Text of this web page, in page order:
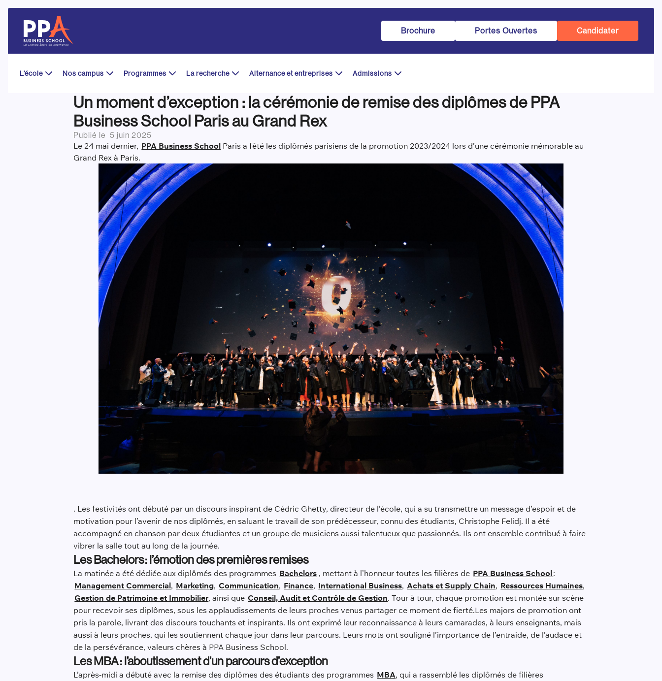
content
Brochure Portes Ouvertes Candidater
L’école Nos campus Programmes La recherche Alternance et entreprises Admissions
Un moment d’exception : la cérémonie de remise des diplômes de PPA
Business School Paris au Grand Rex
Publié le5 juin 2025
Le 24 mai dernier, PPA Business School Paris a fêté les diplômés parisiens de la promotion 2023/2024 lors d’une cérémonie mémorable au
Grand Rex à Paris.
. Les festivités ont débuté par un discours inspirant de Cédric Ghetty, directeur de l’école, qui a su transmettre un message d’espoir et de
motivation pour l’avenir de nos diplômés, en saluant le travail de son prédécesseur, connu des étudiants, Christophe Felidj. Il a été
accompagné en chanson par deux étudiantes et un groupe de musiciens aussi talentueux que passionnés. Ils ont ensemble contribué à faire
vibrer la salle tout au long de la journée.
Les Bachelors : l’émotion des premières remises
La matinée a été dédiée aux diplômés des programmes Bachelors , mettant à l’honneur toutes les filières de PPA Business School:
Management Commercial, Marketing, Communication, Finance, International Business, Achats et Supply Chain, Ressources Humaines,
Gestion de Patrimoine et Immobilier, ainsi que Conseil, Audit et Contrôle de Gestion. Tour à tour, chaque promotion est montée sur scène
pour recevoir ses diplômes, sous les applaudissements de leurs proches venus partager ce moment de fierté.Les majors de promotion ont
pris la parole, livrant des discours touchants et inspirants. Ils ont exprimé leur reconnaissance à leurs camarades, à leurs enseignants, mais
aussi à leurs proches, qui les soutiennent chaque jour dans leur parcours. Leurs mots ont souligné l’importance de l’entraide, de l’audace et
de la persévérance, valeurs chères à PPA Business School.
Les MBA : l’aboutissement d’un parcours d’exception
L’après-midi a débuté avec la remise des diplômes des étudiants des programmes MBA, qui a rassemblé les diplômés de filières